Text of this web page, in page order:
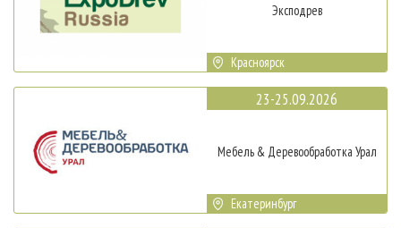
Эксподрев
Красноярск
23-25.09.2026
Мебель & Деревообработка Урал
Екатеринбург